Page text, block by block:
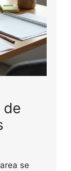
de
se